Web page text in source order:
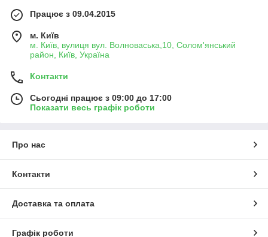
Працює з 09.04.2015
м. Київ
м. Київ, вулиця вул. Волноваська,10, Солом'янський
район, Київ, Україна
Контакти
Сьогодні працює з 09:00 до 17:00
Показати весь графік роботи
Про нас
Контакти
Доставка та оплата
Графік роботи